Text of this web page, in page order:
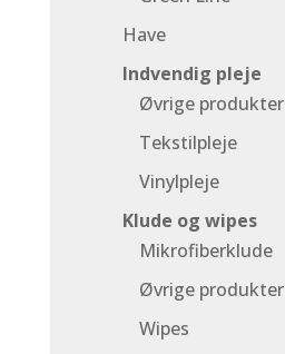
Have
Indvendig pleje
Øvrige produkter
Tekstilpleje
Vinylpleje
Klude og wipes
Mikrofiberklude
Øvrige produkter
Wipes